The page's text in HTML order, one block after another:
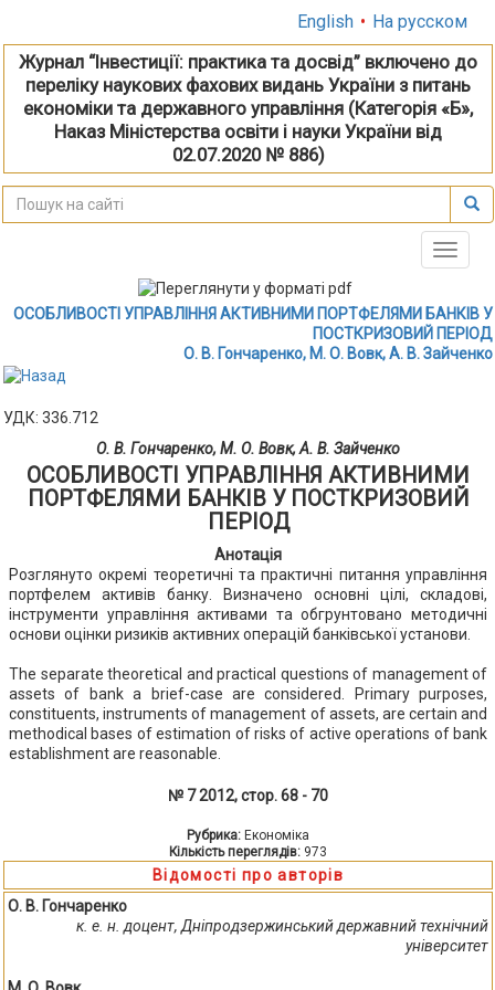
English • На русском
Журнал “Інвестиції: практика та досвід” включено до
переліку наукових фахових видань України з питань
економіки та державного управління (Категорія «Б»,
Наказ Міністерства освіти і науки України від
02.07.2020 № 886)
Toggle
ОСОБЛИВОСТІ УПРАВЛІННЯ АКТИВНИМИ ПОРТФЕЛЯМИ БАНКІВ У
ПОСТКРИЗОВИЙ ПЕРІОД
О. В. Гончаренко, М. О. Вовк, А. В. Зайченко
УДК: 336.712
О. В. Гончаренко, М. О. Вовк, А. В. Зайченко
ОСОБЛИВОСТІ УПРАВЛІННЯ АКТИВНИМИ
ПОРТФЕЛЯМИ БАНКІВ У ПОСТКРИЗОВИЙ
ПЕРІОД
Анотація
Розглянуто окремі теоретичні та практичні питання управління
портфелем активів банку. Визначено основні цілі, складові,
інструменти управління активами та обгрунтовано методичні
основи оцінки ризиків активних операцій банківської установи.
The separate theoretical and practical questions of management of
assets of bank a brief-case are considered. Primary purposes,
constituents, instruments of management of assets, are certain and
methodical bases of estimation of risks of active operations of bank
establishment are reasonable.
№ 7 2012, стор. 68 - 70
Рубрика: Економіка
Кількість переглядів: 973
Відомості про авторів
О. В. Гончаренко
к. е. н. доцент, Дніпродзержинський державний технічний
університет